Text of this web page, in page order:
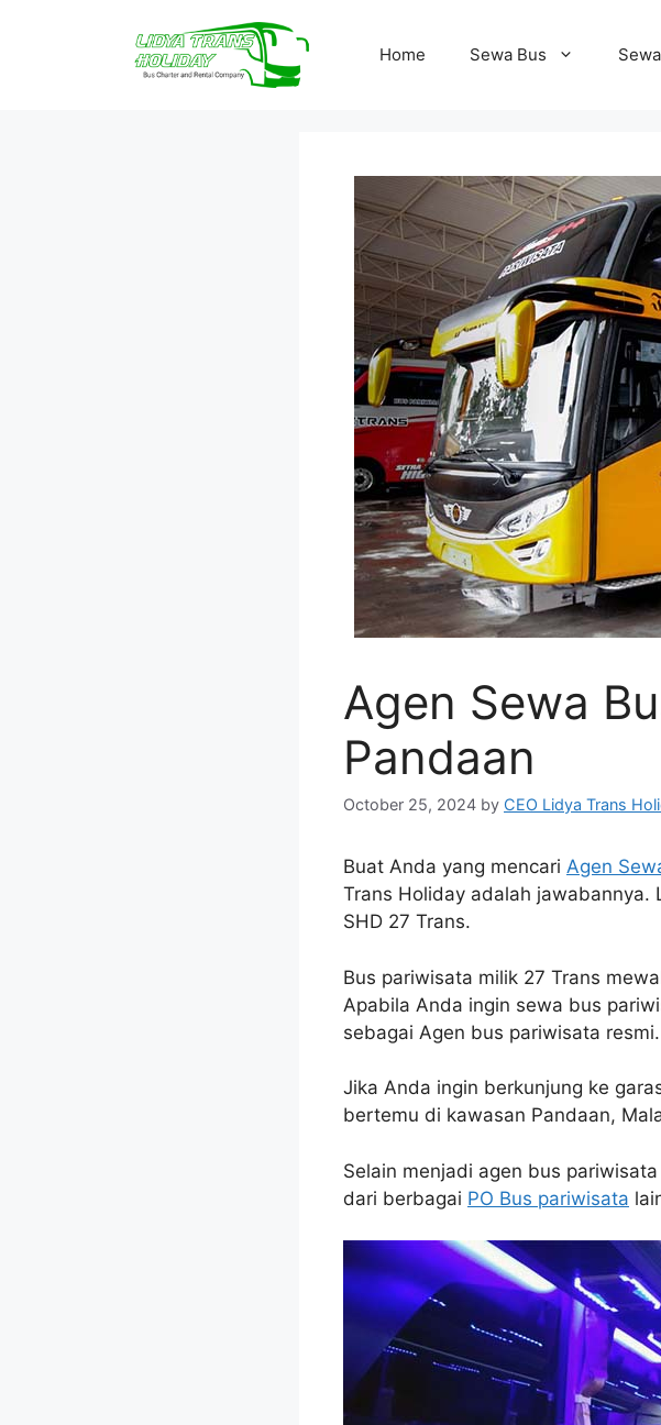
Home Sewa Bus
Agen Sewa
Pandaan
October 25, 2024 by CEO Lidya Trans
Buat Anda yang mencari Agen
Trans Holiday adalah jawabannya.
SHD 27 Trans.
Bus pariwisata milik 27 Trans
Apabila Anda ingin sewa bus
sebagai Agen bus pariwisata resmi.
Jika Anda ingin berkunjung ke
bertemu di kawasan Pandaan,
Selain menjadi agen bus
dari berbagai PO Bus pariwisata